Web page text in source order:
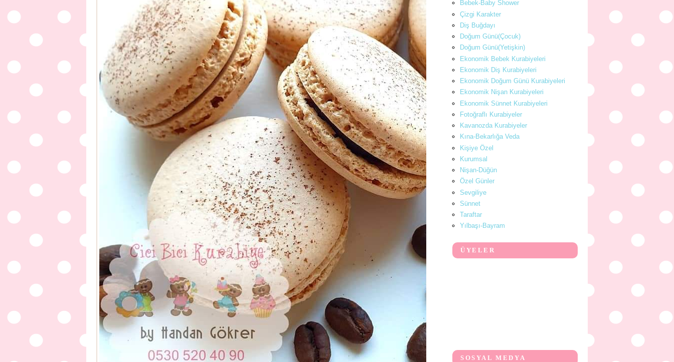
Bebek-Baby Shower
Çizgi Karakter
Diş Buğdayı
Doğum Günü(Çocuk)
Doğum Günü(Yetişkin)
Ekonomik Bebek Kurabiyeleri
Ekonomik Diş Kurabiyeleri
Ekonomik Doğum Günü Kurabiyeleri
Ekonomik Nişan Kurabiyeleri
Ekonomik Sünnet Kurabiyeleri
Fotoğraflı Kurabiyeler
Kavanozda Kurabiyeler
Kına-Bekarlığa Veda
Kişiye Özel
Kurumsal
Nişan-Düğün
Özel Günler
Sevgiliye
Sünnet
Taraftar
Yılbaşı-Bayram
ÜYELER
SOSYAL MEDYA